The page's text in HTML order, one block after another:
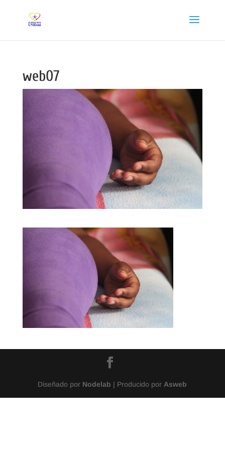
web07
Diseñado por Nodelab | Producido por Asweb